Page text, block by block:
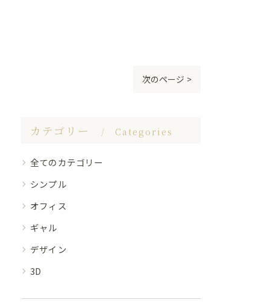
次のページ >
カテゴリー Categories
全てのカテゴリー
シンプル
オフィス
ギャル
デザイン
3D